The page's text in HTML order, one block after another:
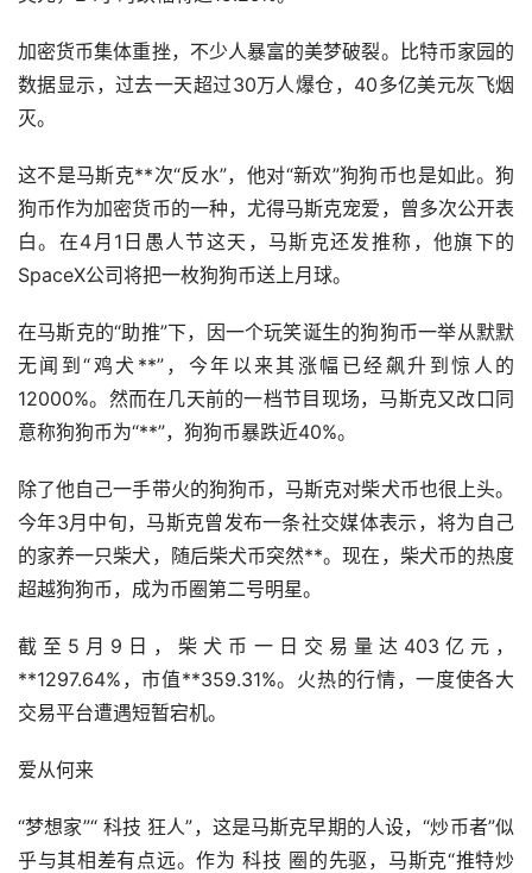
加密货币集体重挫，不少人暴富的美梦破裂。比特币家园的
数据显示，过去一天超过30万人爆仓，40多亿美元灰飞烟
灭。
这不是马斯克**次“反水”，他对“新欢”狗狗币也是如此。狗
狗币作为加密货币的一种，尤得马斯克宠爱，曾多次公开表
白。在4月1日愚人节这天，马斯克还发推称，他旗下的
SpaceX公司将把一枚狗狗币送上月球。
在马斯克的“助推”下，因一个玩笑诞生的狗狗币一举从默默
无闻到“鸡犬**”，今年以来其涨幅已经飙升到惊人的
12000%。然而在几天前的一档节目现场，马斯克又改口同
意称狗狗币为“**”，狗狗币暴跌近40%。
除了他自己一手带火的狗狗币，马斯克对柴犬币也很上头。
今年3月中旬，马斯克曾发布一条社交媒体表示，将为自己
的家养一只柴犬，随后柴犬币突然**。现在，柴犬币的热度
超越狗狗币，成为币圈第二号明星。
截至5月9日，柴犬币一日交易量达403亿元，
**1297.64%，市值**359.31%。火热的行情，一度使各大
交易平台遭遇短暂宕机。
爱从何来
“梦想家”“ 科技 狂人”，这是马斯克早期的人设，“炒币者”似
乎与其相差有点远。作为 科技 圈的先驱，马斯克“推特炒